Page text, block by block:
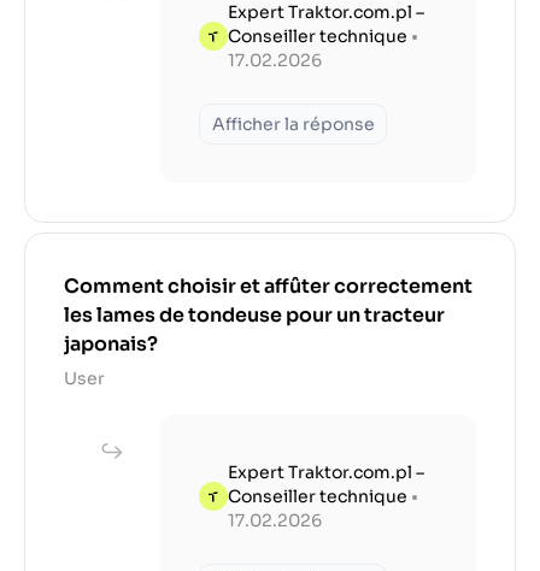
Expert Traktor.com.pl –
Conseiller technique •
17.02.2026
Afficher la réponse
Comment choisir et affûter correctement
les lames de tondeuse pour un tracteur
japonais?
User
Expert Traktor.com.pl –
Conseiller technique •
17.02.2026